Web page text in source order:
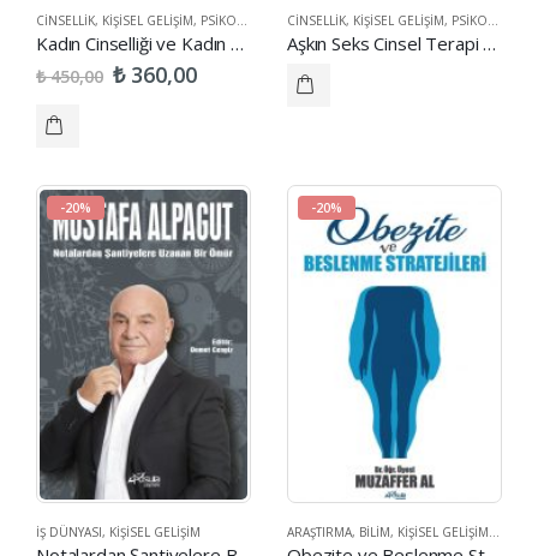
CINSELLIK, KIŞISEL GELIŞIM, PSIKOLOJI SAĞLIK
Kadın Cinselliği ve Kadın Cinsel İşlev Bozuklukları
₺450,00 ₺360,00
CINSELLIK, KIŞISEL GELIŞIM, PSIKOLOJI
Aşkın Seks Cinsel Terapi Yaklaşımı
-20%
İŞ DÜNYASI, KIŞISEL GELIŞIM
-20%
ARAŞTIRMA, BILIM, KIŞISEL GELIŞIM,SAĞLIK